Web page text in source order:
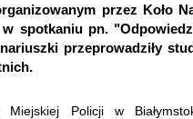
przez Koło
spotkaniu pn.
przeprowadziły
Miejskiej Policji w